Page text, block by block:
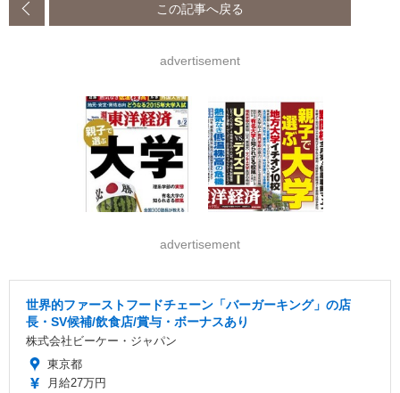
この記事へ戻る
advertisement
advertisement
世界的ファーストフードチェーン「バーガーキング」の店
長・SV候補/飲食店/賞与・ボーナスあり
株式会社ビーケー・ジャパン
東京都
月給27万円